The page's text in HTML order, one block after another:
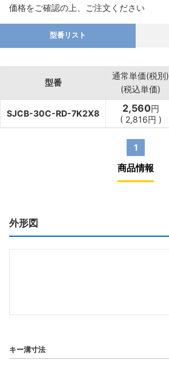
価格をご確認の上、ご注文ください
型番リスト
型番
通常単価(税別)
(税込単価)
SJCB-30C-RD-7K2X8 2,560円
( 2,816円 )
1
商品情報
外形図
キー溝寸法